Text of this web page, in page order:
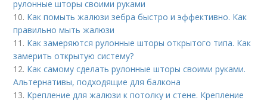
рулонные шторы своими руками
10. Как помыть жалюзи зебра быстро и эффективно. Как
правильно мыть жалюзи
11. Как замеряются рулонные шторы открытого типа. Как
замерить открытую систему?
12. Как самому сделать рулонные шторы своими руками.
Альтернативы, подходящие для балкона
13. Крепление для жалюзи к потолку и стене. Крепление